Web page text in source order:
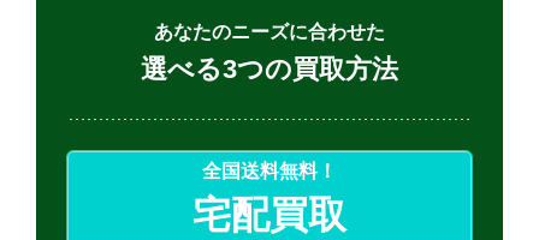
あなたのニーズに合わせた
選べる3つの買取方法
全国送料無料！
宅配買取